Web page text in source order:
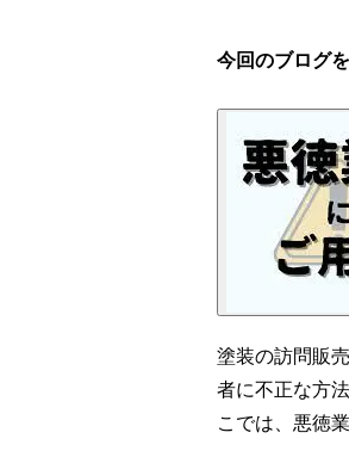
今回のブログ
塗装の訪問販
者に不正な方
こでは、悪徳